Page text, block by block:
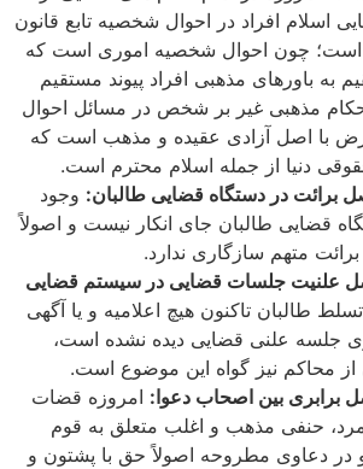
افراد در احوال شخصیه تابع قانون
چون احوال شخصیه اموری است که
مذهبی افراد پیوند مستقیم
مذهبی غیر بر شخص در مسائل احوال
اصل آزادی عقیده و مذهب است که
دنیا از جمله اسلام محترم است.
در دستگاه قضایی طالبان:وجود
طالبان جای انکار نیست و اصولاً
متهم سازگاری ندارد.
علنیت جلسات قضایی در سیستم قضایی
تاکنون هیچ اعلامیه و یا آگهی
علنی قضایی دیده نشده است،
نیز گواه این موضوع است.
بین اصحاب دعوا:امروزه قضات
حنفی مذهب و اغلب متعلق به قوم
دعاوی مطروحه اصولاً حق با پشتون و